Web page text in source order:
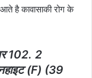
है कावासाकी रोग के
102. 2
(F) (39